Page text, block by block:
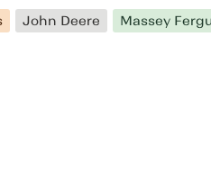
John Deere Massey